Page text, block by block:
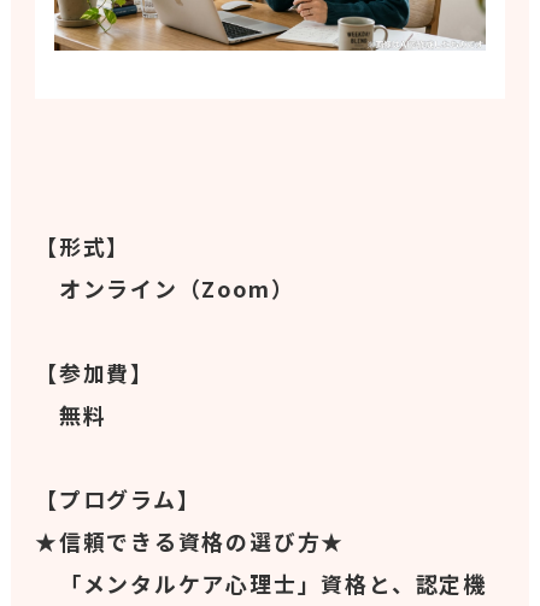
【形式】
オンライン（Zoom）
【参加費】
無料
【プログラム】
★信頼できる資格の選び方★
「メンタルケア心理士」資格と、認定機